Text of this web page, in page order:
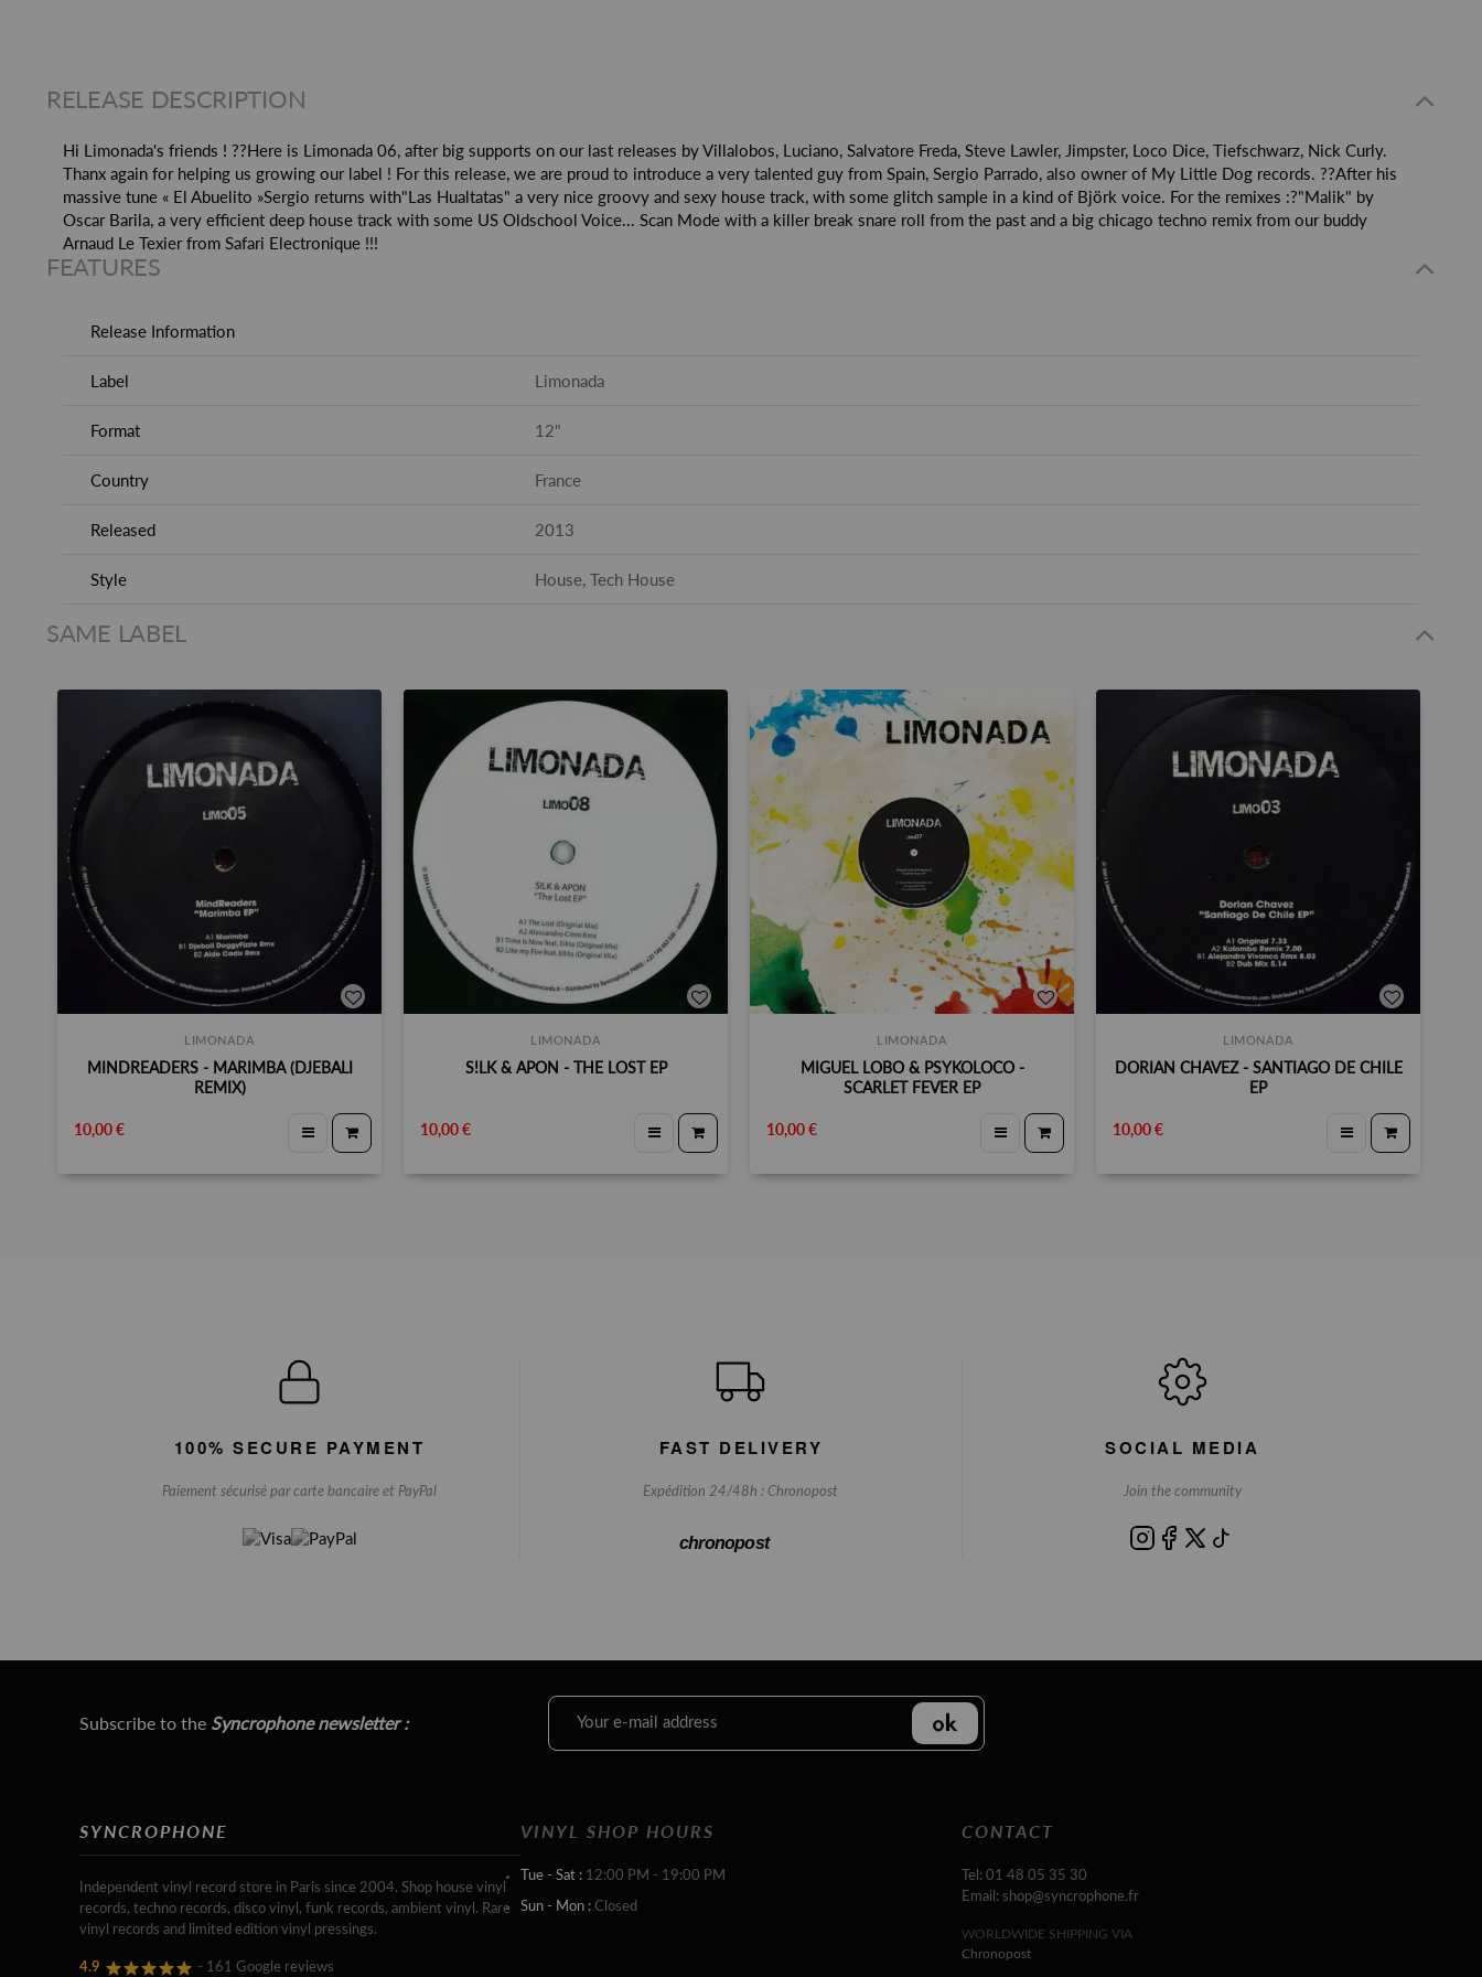
RELEASE DESCRIPTION
Hi Limonada's friends ! ??Here is Limonada 06, after big supports on our last releases by Villalobos, Luciano, Salvatore Freda, Steve Lawler, Jimpster, Loco Dice, Tiefschwarz, Nick Curly.
Thanx again for helping us growing our label ! For this release, we are proud to introduce a very talented guy from Spain, Sergio Parrado, also owner of My Little Dog records. ??After his
massive tune « El Abuelito »Sergio returns with"Las Hualtatas" a very nice groovy and sexy house track, with some glitch sample in a kind of Björk voice. For the remixes :?"Malik" by
Oscar Barila, a very efficient deep house track with some US Oldschool Voice... Scan Mode with a killer break snare roll from the past and a big chicago techno remix from our buddy
Arnaud Le Texier from Safari Electronique !!!
FEATURES
Release Information
Label Limonada
Format 12"
Country France
Released 2013
Style House, Tech House
SAME LABEL
LIMONADA
MINDREADERS - MARIMBA (DJEBALI
REMIX)
10,00 €
LIMONADA
S!LK & APON - THE LOST EP
10,00 €
LIMONADA
MIGUEL LOBO & PSYKOLOCO -
SCARLET FEVER EP
10,00 €
LIMONADA
DORIAN CHAVEZ - SANTIAGO DE CHILE
EP
10,00 €
100% SECURE PAYMENT
Paiement sécurisé par carte bancaire et PayPal
FAST DELIVERY
Expédition 24/48h : Chronopost
chronopost
SOCIAL MEDIA
Join the community
Subscribe to the Syncrophone newsletter :
SYNCROPHONE
Independent vinyl record store in Paris since 2004. Shop house vinyl
records, techno records, disco vinyl, funk records, ambient vinyl. Rare
vinyl records and limited edition vinyl pressings.
4.9 - 161 Google reviews
VINYL SHOP HOURS
Tue - Sat : 12:00 PM - 19:00 PM
Sun - Mon : Closed
CONTACT
Tel: 01 48 05 35 30
Email: shop@syncrophone.fr
WORLDWIDE SHIPPING VIA
Chronopost